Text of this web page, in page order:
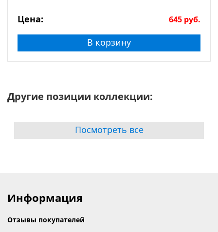
Цена: 645 руб.
В корзину
Другие позиции коллекции:
Посмотреть все
Информация
Отзывы покупателей